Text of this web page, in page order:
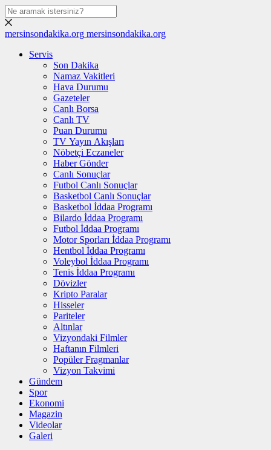
mersinsondakika.org mersinsondakika.org
Servis
Son Dakika
Namaz Vakitleri
Hava Durumu
Gazeteler
Canlı Borsa
Canlı TV
Puan Durumu
TV Yayın Akışları
Nöbetçi Eczaneler
Haber Gönder
Canlı Sonuçlar
Futbol Canlı Sonuçlar
Basketbol Canlı Sonuçlar
Basketbol İddaa Programı
Bilardo İddaa Programı
Futbol İddaa Programı
Motor Sporları İddaa Programı
Hentbol İddaa Programı
Voleybol İddaa Programı
Tenis İddaa Programı
Dövizler
Kripto Paralar
Hisseler
Pariteler
Altınlar
Vizyondaki Filmler
Haftanın Filmleri
Popüler Fragmanlar
Vizyon Takvimi
Gündem
Spor
Ekonomi
Magazin
Videolar
Galeri